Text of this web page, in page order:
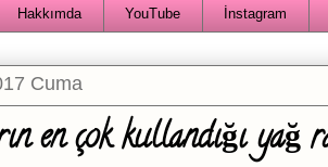
Hakkımda YouTube İnstagram
Cuma
en çok kullandığı yağ